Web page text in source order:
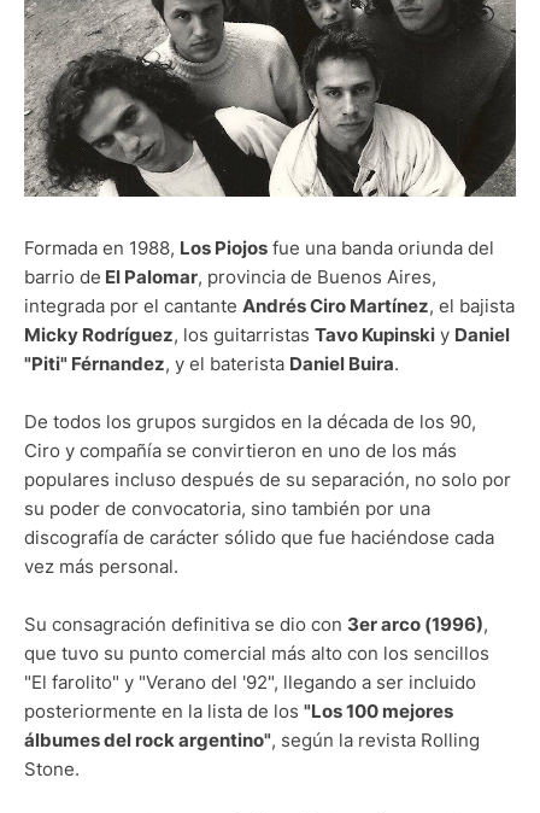
Formada en 1988, Los Piojos fue una banda oriunda del
barrio de El Palomar, provincia de Buenos Aires,
integrada por el cantante Andrés Ciro Martínez, el bajista
Micky Rodríguez, los guitarristas Tavo Kupinski y Daniel
"Piti" Férnandez, y el baterista Daniel Buira.
De todos los grupos surgidos en la década de los 90,
Ciro y compañía se convirtieron en uno de los más
populares incluso después de su separación, no solo por
su poder de convocatoria, sino también por una
discografía de carácter sólido que fue haciéndose cada
vez más personal.
Su consagración definitiva se dio con 3er arco (1996),
que tuvo su punto comercial más alto con los sencillos
"El farolito" y "Verano del '92", llegando a ser incluido
posteriormente en la lista de los "Los 100 mejores
álbumes del rock argentino", según la revista Rolling
Stone.